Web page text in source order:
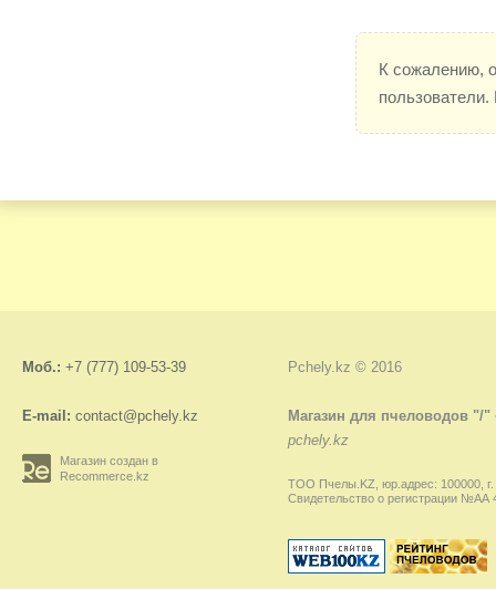
К сожалению,
Моб.: +7 (777) 109-53-39
E-mail: contact@pchely.kz
Магазин создан в
Recommerce.kz
Pchely.kz © 2016
Магазин для пчеловодов "/"
pchely.kz
ТОО Пчелы.KZ, юр.адрес: 100000, г.
Свидетельство о регистрации №АА